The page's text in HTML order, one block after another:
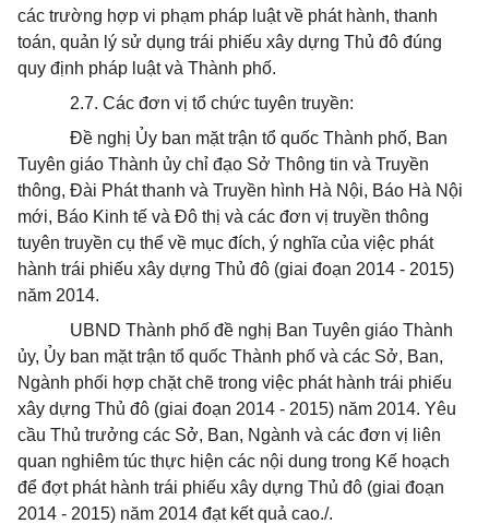
các trường hợp vi phạm pháp luật về phát hành, thanh
toán, quản lý sử dụng trái phiếu xây dựng Thủ đô đúng
quy định pháp luật và Thành phố.
2.7. Các đơn vị tổ chức tuyên truyền:
Đề nghị Ủy ban mặt trận tổ quốc Thành phố, Ban
Tuyên giáo Thành ủy chỉ đạo Sở Thông tin và Truyền
thông, Đài Phát thanh và Truyền hình Hà Nội, Báo Hà Nội
mới, Báo Kinh tế và Đô thị và các đơn vị truyền thông
tuyên truyền cụ thể về mục đích, ý nghĩa của việc phát
hành trái phiếu xây dựng Thủ đô (giai đoạn 2014 - 2015)
năm 2014.
UBND Thành phố đề nghị Ban Tuyên giáo Thành
ủy, Ủy ban mặt trận tổ quốc Thành phố và các Sở, Ban,
Ngành phối hợp chặt chẽ trong việc phát hành trái phiếu
xây dựng Thủ đô (giai đoạn 2014 - 2015) năm 2014. Yêu
cầu Thủ trưởng các Sở, Ban, Ngành và các đơn vị liên
quan nghiêm túc thực hiện các nội dung trong Kế hoạch
để đợt phát hành trái phiếu xây dựng Thủ đô (giai đoạn
2014 - 2015) năm 2014 đạt kết quả cao./.